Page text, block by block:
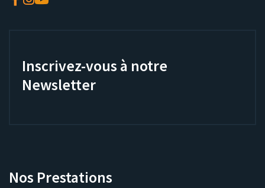
Inscrivez-vous à notre
Newsletter
Nos Prestations